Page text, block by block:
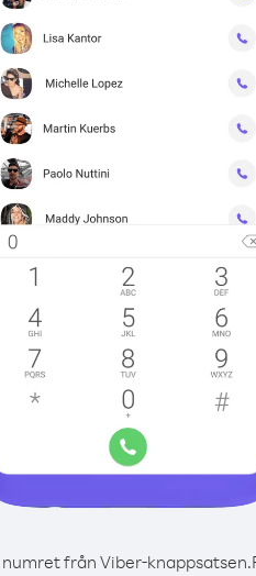
numret från Viber-knappsatsen.